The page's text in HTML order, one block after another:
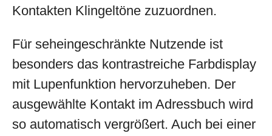
Kontakten Klingeltöne zuzuordnen.
Für seheingeschränkte Nutzende ist
besonders das kontrastreiche Farbdisplay
mit Lupenfunktion hervorzuheben. Der
ausgewählte Kontakt im Adressbuch wird
so automatisch vergrößert. Auch bei einer